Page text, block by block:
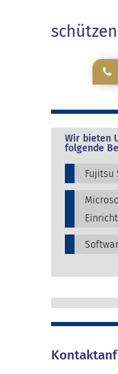
Wir bieten
folgende
Fujitsu